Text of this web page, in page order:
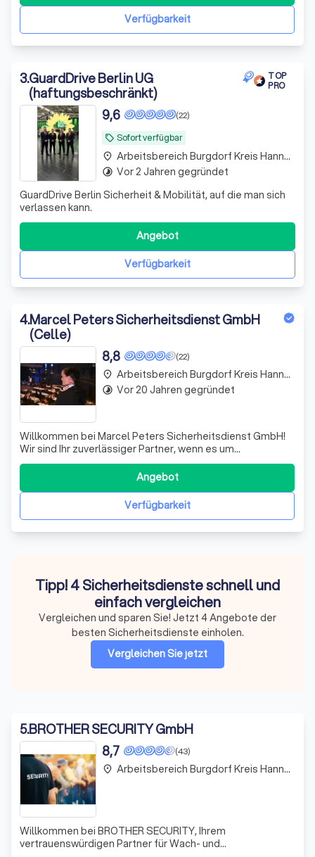
Verfügbarkeit
3.GuardDrive Berlin UG
(haftungsbeschränkt)
TOP
PRO
local_offer Sofort verfügbar
(22)
9,6
GuardDrive Berlin Sicherheit & Mobilität, auf die man sich
verlassen kann.
Verfügbarkeit
Angebot
place Arbeitsbereich Burgdorf Kreis Hannover
timelapse Vor 2 Jahren gegründet
4.Marcel Peters Sicherheitsdienst GmbH
(Celle)
(22)
8,8
Willkommen bei Marcel Peters Sicherheitsdienst GmbH!
Wir sind Ihr zuverlässiger Partner, wenn es um
professionelle Sicherheitslösungen geht. Mit jahrelanger
Erfahrung in der Branche bieten wir maßgeschneiderte
Sicherheitskonzepte, die auf die individuellen Bedürfnisse
unserer Kunden abgestimmt sind.
Verfügbarkeit
Angebot
place Arbeitsbereich Burgdorf Kreis Hannover
timelapse Vor 20 Jahren gegründet
Tipp! 4 Sicherheitsdienste schnell und
einfach vergleichen
Vergleichen und sparen Sie! Jetzt 4 Angebote der
besten Sicherheitsdienste einholen.
Vergleichen Sie jetzt
5.BROTHER SECURITY GmbH
(43)
8,7
Willkommen bei BROTHER SECURITY, Ihrem
vertrauenswürdigen Partner für Wach- und
place Arbeitsbereich Burgdorf Kreis Hannover